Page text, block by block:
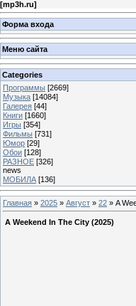
[mp3h.ru]
Форма входа
Меню сайта
Categories
Программы [2669]
Музыка [14084]
Галерея [44]
Книги [1660]
Игры [354]
Фильмы [731]
Юмор [29]
Обои [128]
РАЗНОЕ [326]
news
МОБИЛА [136]
Главная » 2025 » Август » 22 » A
A Weekend In The City (2025)